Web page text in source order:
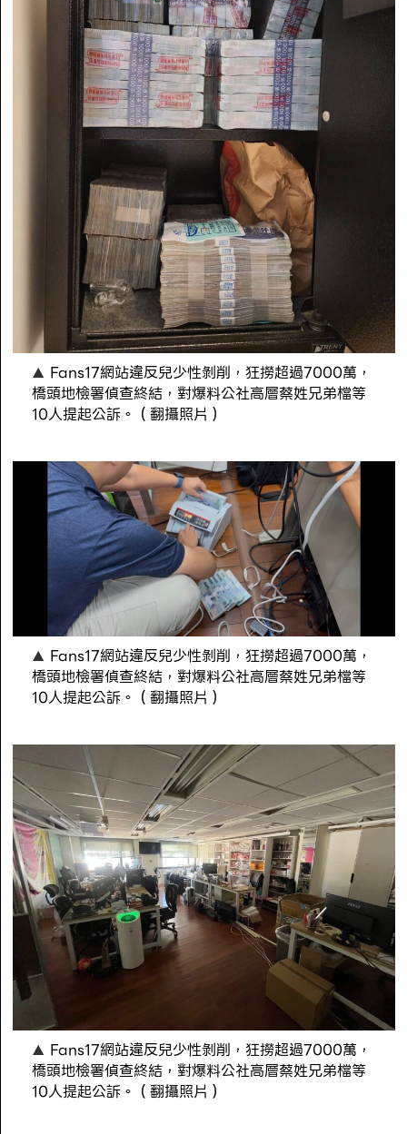
Fans17網站違反兒少性剝削，狂撈超過7000萬，
橋頭地檢署偵查終結，對爆料公社高層蔡姓兄弟檔等
10人提起公訴。（翻攝照片）
Fans17網站違反兒少性剝削，狂撈超過7000萬，
橋頭地檢署偵查終結，對爆料公社高層蔡姓兄弟檔等
10人提起公訴。（翻攝照片）
Fans17網站違反兒少性剝削，狂撈超過7000萬，
橋頭地檢署偵查終結，對爆料公社高層蔡姓兄弟檔等
10人提起公訴。（翻攝照片）